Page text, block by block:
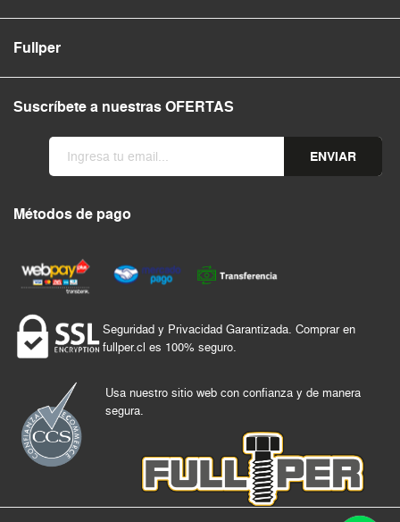
Fullper
Suscríbete a nuestras OFERTAS
ENVIAR
Métodos de pago
Seguridad y Privacidad Garantizada. Comprar en
fullper.cl es 100% seguro.
Usa nuestro sitio web con confianza y de manera
segura.